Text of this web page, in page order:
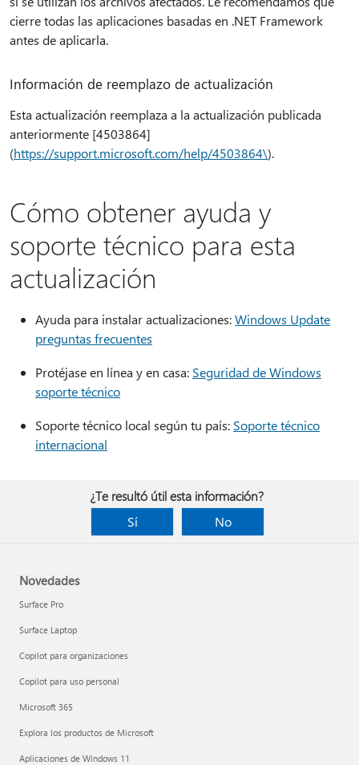
cierre todas las aplicaciones basadas en .NET Framework
antes de aplicarla.
Información de reemplazo de actualización
Esta actualización reemplaza a la actualización publicada
anteriormente [4503864]
(https://support.microsoft.com/help/4503864\).
Cómo obtener ayuda y
soporte técnico para esta
actualización
Ayuda para instalar actualizaciones:Windows Update
preguntas frecuentes
Protéjase en línea y en casa: Seguridad de Windows
soporte técnico
Soporte técnico local según tu país: Soporte técnico
internacional
¿Te resultó útil esta información?
Sí
No
Novedades
Surface Pro
Surface Laptop
Copilot para organizaciones
Copilot para uso personal
Microsoft 365
Explora los productos de Microsoft
Aplicaciones de Windows 11